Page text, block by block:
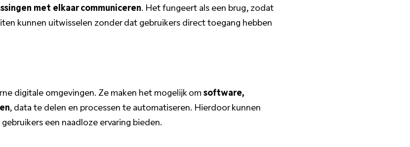
met elkaar communiceren. Het fungeert als een brug, zodat
kunnen uitwisselen zonder dat gebruikers direct toegang hebben
digitale omgevingen. Ze maken het mogelijk omsoftware,
, data te delen en processen te automatiseren. Hierdoor kunnen
een naadloze ervaring bieden.